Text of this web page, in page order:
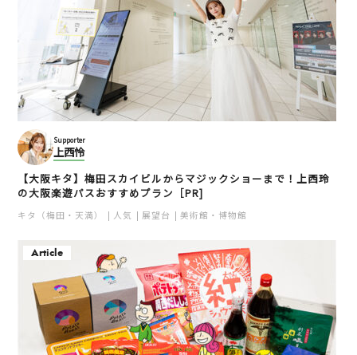
Supporter
上西怜
【大阪キタ】梅田スカイビルからマジックショーまで！上西玲
の大阪楽遊パスおすすめプラン［PR]
キタ（梅田・天満） 人気 展望台 美術館・博物館
Article